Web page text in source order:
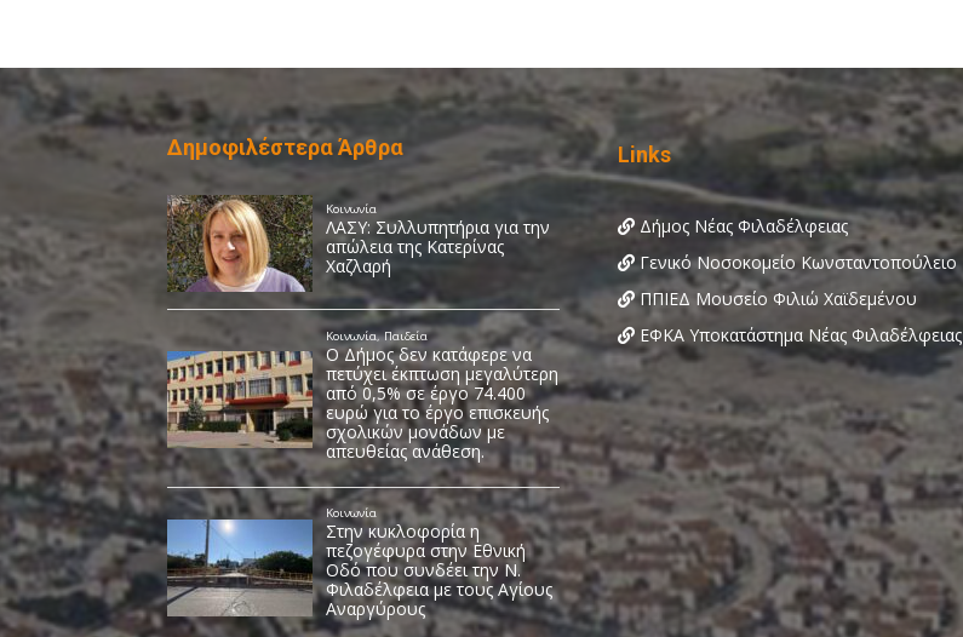
Δημοφιλέστερα Άρθρα Links
Δήμος Νέας Φιλαδέλφειας
Γενικό Νοσοκομείο Κωνσταντοπούλειο
ΠΠΙΕΔ Μουσείο Φιλιώ Χαϊδεμένου
ΕΦΚΑ Υποκατάστημα Νέας Φιλαδέλφειας